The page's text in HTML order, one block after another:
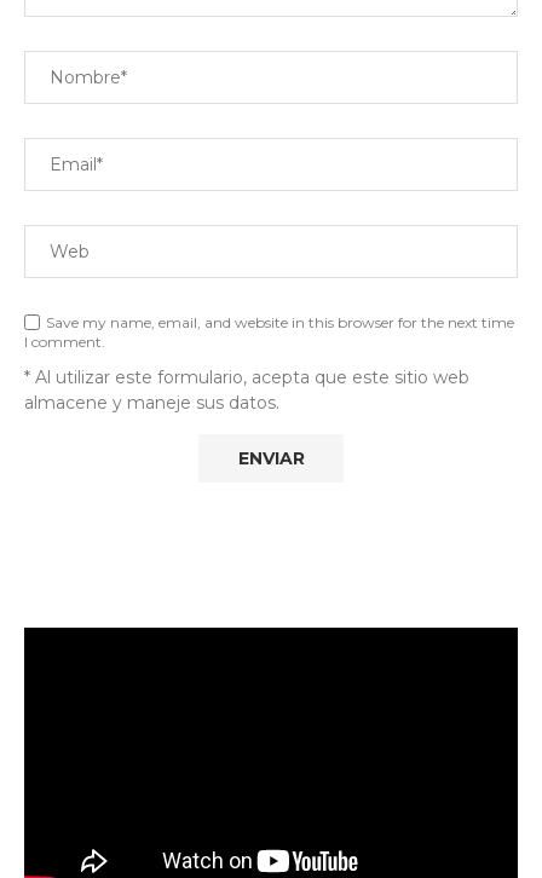
Save my name, email, and website in this browser for the next time
I comment.
* Al utilizar este formulario, acepta que este sitio web
almacene y maneje sus datos.